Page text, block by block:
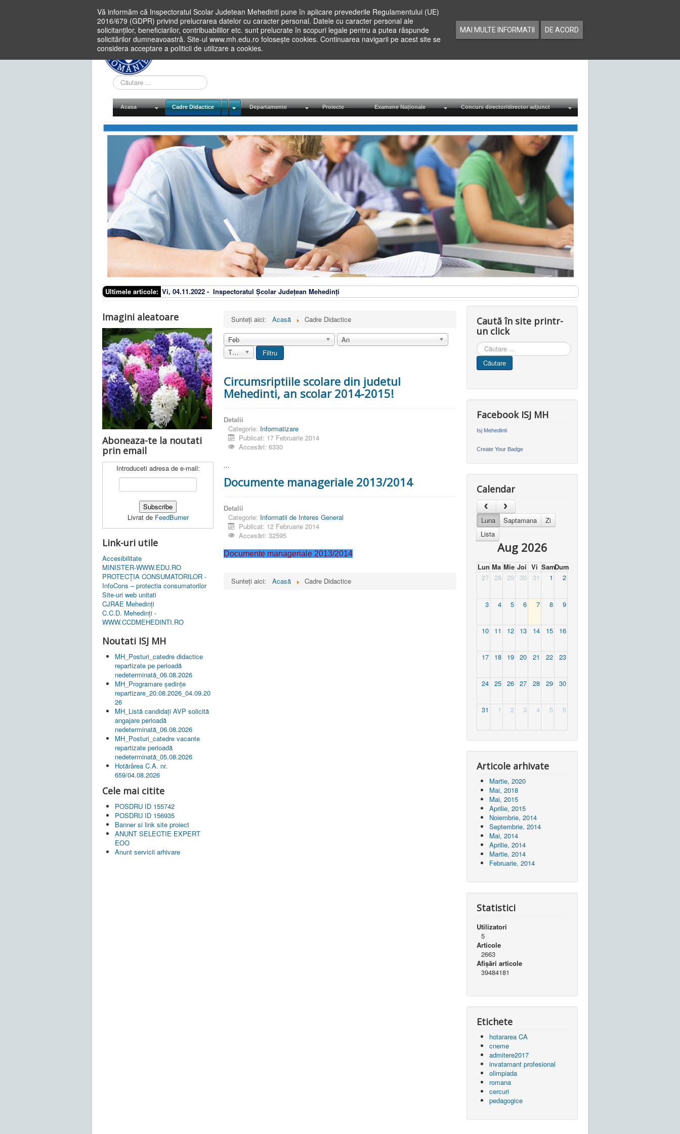
Vă informăm că Inspectoratul Scolar Judetean Mehedinti pune în aplicare prevederile Regulamentului (UE)
2016/679 (GDPR) privind prelucrarea datelor cu caracter personal. Datele cu caracter personal ale
solicitanților, beneficiarilor, contribuabililor etc. sunt prelucrate în scopuri legale pentru a putea răspunde
solicitărilor dumneavoastră. Site-ul www.mh.edu.ro folosește cookies. Continuarea navigarii pe acest site se
considera acceptare a politicii de utilizare a cookies.
MAI MULTE INFORMATII DE ACORD
Cauta
in
site
Acasa Cadre Didactice Departamente Proiecte Examene Naționale Concurs director/director adjunct
Ultimele articole: Vi, 04.11.2022 - Inspectoratul Școlar Județean Mehedinți
Imagini aleatoare
Aboneaza-te la noutati
prin email
Introduceti adresa de e-mail:
Livrat de FeedBurner
Link-uri utile
Accesibilitate
MINISTER-WWW.EDU.RO
PROTECȚIA CONSUMATORILOR -
InfoCons – protectia consumatorilor
Site-uri web unitati
CJRAE Mehedinți
C.C.D. Mehedinţi -
WWW.CCDMEHEDINTI.RO
Noutati ISJ MH
MH_Posturi_catedre didactice
repartizate pe perioadă
nedeterminată_06.08.2026
MH_Programare ședințe
repartizare_20.08.2026_04.09.20
26
MH_Listă candidați AVP solicită
angajare perioadă
nedeterminată_06.08.2026
MH_Posturi_catedre vacante
repartizate perioadă
nedeterminată_05.08.2026
Hotărârea C.A. nr.
659/04.08.2026
Cele mai citite
POSDRU ID 155742
POSDRU ID 156935
Banner si link site proiect
ANUNT SELECTIE EXPERT
EOO
Anunt servicii arhivare
Sunteți aici: Acasă Cadre Didactice
Feb
An
Toate
Filtru
Circumsriptiile scolare din judetul
Mehedinti, an scolar 2014-2015!
Detalii
Categorie: Informatizare
Publicat: 17 Februarie 2014
Accesări: 6330
...
Documente manageriale 2013/2014
Detalii
Categorie: Informatii de Interes General
Publicat: 12 Februarie 2014
Accesări: 32595
Documente manageriale 2013/2014
Sunteți aici: Acasă Cadre Didactice
Caută în site printr-
un click
Cauta
in
site
Căutare
Facebook ISJ MH
Isj Mehedinti
Create Your Badge
Calendar
Luna Saptamana
Zi
Lista
Aug 2026
Lun Ma Mie Joi Vi SamDum
27
28 29 30 31 1 2
3 4 5 6 7 8 9
10 11 12 13 14 15 16
17 18 19 20 21 22 23
24 25 26 27 28 29 30
31 1 2 3 4 5 6
Articole arhivate
Martie, 2020
Mai, 2018
Mai, 2015
Aprilie, 2015
Noiembrie, 2014
Septembrie, 2014
Mai, 2014
Aprilie, 2014
Martie, 2014
Februarie, 2014
Statistici
Utilizatori
5
Articole
2663
Afișări articole
39484181
Etichete
hotararea CA
cneme
admitere2017
invatamant profesional
olimpiada
romana
cercuri
pedagogice